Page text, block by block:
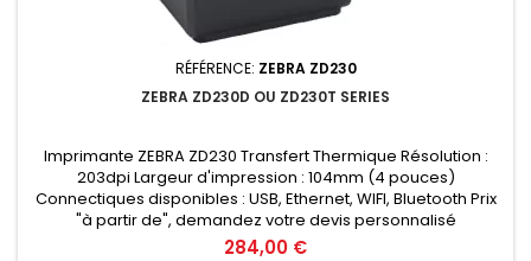
RÉFÉRENCE: ZEBRA ZD230
ZEBRA ZD230D OU ZD230T SERIES
Imprimante ZEBRA ZD230 Transfert Thermique Résolution :
203dpi Largeur d'impression : 104mm (4 pouces)
Connectiques disponibles : USB, Ethernet, WIFI, Bluetooth Prix
"à partir de", demandez votre devis personnalisé
Prix
284,00 €